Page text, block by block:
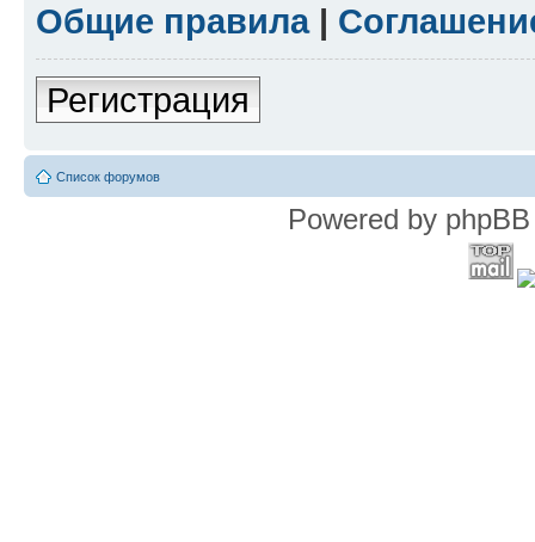
Общие правила|
Регистрация
Список форумов
Powered by